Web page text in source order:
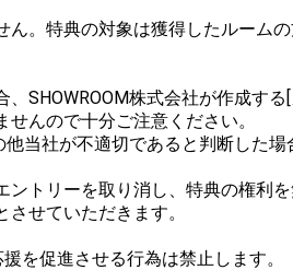
。特典の対象は獲得したルーム
SHOWROOM株式会社が作成す
んので十分ご注意ください。
当社が不適切であると判断した
トリーを取り消し、特典の権利
せていただきます。
を促進させる行為は禁止します。